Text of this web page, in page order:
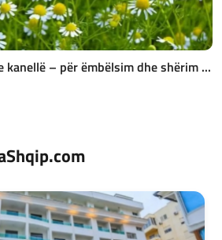
kanellë – për ëmbëlsim dhe shërim ...